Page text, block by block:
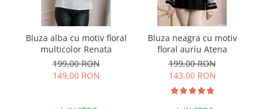
Bluza alba cu motiv floral
multicolor Renata
199,00 RON
149,00 RON
Bluza neagra cu motiv
floral auriu Atena
199,00 RON
143,00 RON